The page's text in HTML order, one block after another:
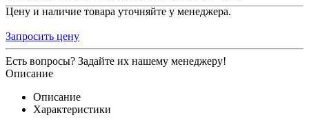
Цену и наличие товара уточняйте у менеджера.
Запросить цену
Есть вопросы? Задайте их нашему менеджеру!
Описание
Описание
Характеристики